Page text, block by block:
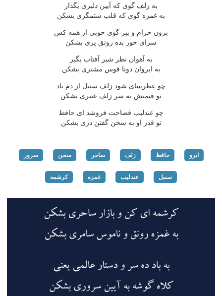
به زلف گوی که آیین دلبری بگذار
به غمزه گوی که قلب ستمگری بشکن
برون خرام و ببر گوی خوبی از همه کس
سزای حور بده رونق پری بشکن
به آهوان نظر شیر آفتاب بگیر
به ابروان دوتا قوس مشتری بشکن
چو عطرسای شود زلف سنبل از دم باد
تو قیمتش به سر زلف عنبری بشکن
چو عندلیب فصاحت فروشد ای حافظ
تو قدر او به سخن گفتن دری بشکن
ابرو حافظ زلف ساحر سخن سرور
سنبل عندلیب غمزه کرشمه